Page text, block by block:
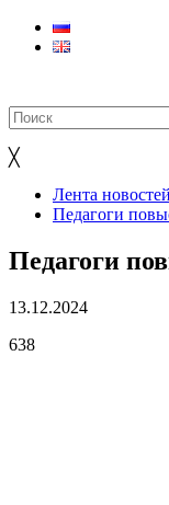
╳
Лента новостей
Педагоги
Педагоги
13.12.2024
638